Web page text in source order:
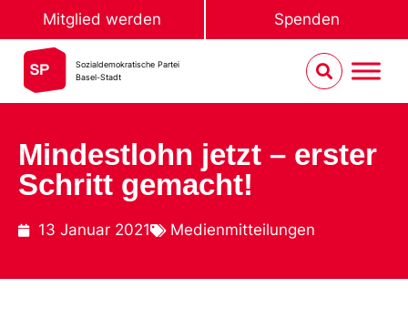
Mitglied werden Spenden
Sozialdemokratische Partei
Basel-Stadt
Mindestlohn jetzt – erster
Schritt gemacht!
13 Januar 2021 Medienmitteilungen